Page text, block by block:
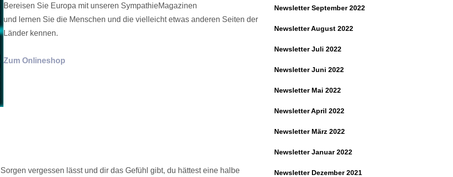
Bereisen Sie Europa mit unseren SympathieMagazinen
und lernen Sie die Menschen und die vielleicht etwas anderen Seiten der
Länder kennen.
Zum Onlineshop
vergessen lässt und dir das Gefühl gibt, du hättest eine halbe
Newsletter September 2022
Newsletter August 2022
Newsletter Juli 2022
Newsletter Juni 2022
Newsletter Mai 2022
Newsletter April 2022
Newsletter März 2022
Newsletter Januar 2022
Newsletter Dezember 2021